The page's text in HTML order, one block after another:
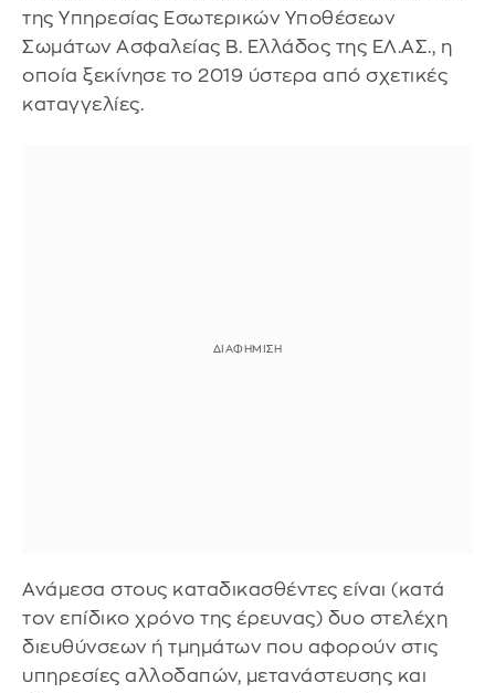
της Υπηρεσίας Εσωτερικών Υποθέσεων
Σωμάτων Ασφαλείας Β. Ελλάδος της ΕΛ.ΑΣ., η
οποία ξεκίνησε το 2019 ύστερα από σχετικές
καταγγελίες.
Ανάμεσα στους καταδικασθέντες είναι (κατά
τον επίδικο χρόνο της έρευνας) δυο στελέχη
διευθύνσεων ή τμημάτων που αφορούν στις
υπηρεσίες αλλοδαπών, μετανάστευσης και